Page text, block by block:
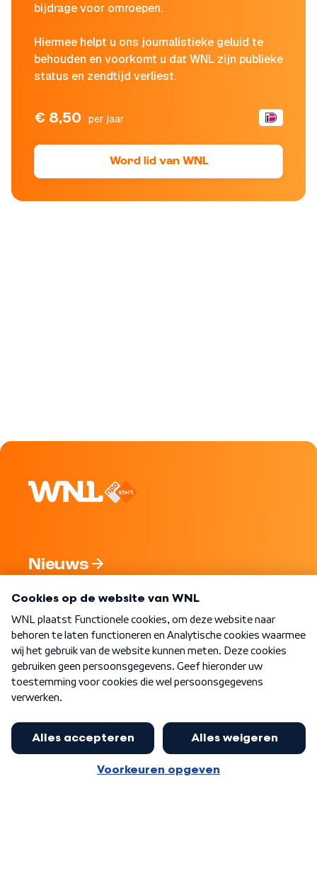
bijdrage voor omroepen.
Hiermee helpt u ons journalistieke geluid te
behouden en voorkomt u dat WNL zijn publieke
status en zendtijd verliest.
€ 8,50 per jaar
Word lid van WNL
Nieuws
Nieuwsbrief
Word Lid